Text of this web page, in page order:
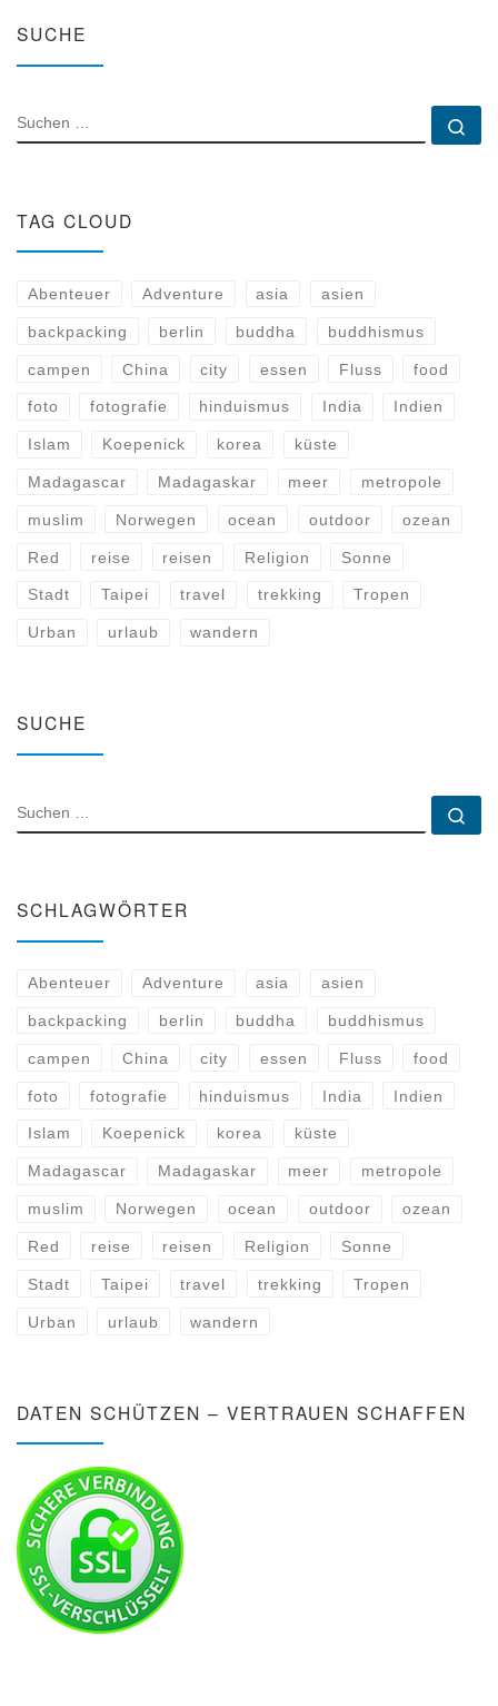
SUCHE
SUCHE
TAG CLOUD
Abenteuer Adventure asia asien
backpacking berlin buddha buddhismus
campen China city essen Fluss food
foto fotografie hinduismus India Indien
Islam Koepenick korea küste
Madagascar Madagaskar meer metropole
muslim Norwegen ocean outdoor ozean
Red reise reisen Religion Sonne
Stadt Taipei travel trekking Tropen
Urban urlaub wandern
SUCHE
SUCHE
SCHLAGWÖRTER
Abenteuer Adventure asia asien
backpacking berlin buddha buddhismus
campen China city essen Fluss food
foto fotografie hinduismus India Indien
Islam Koepenick korea küste
Madagascar Madagaskar meer metropole
muslim Norwegen ocean outdoor ozean
Red reise reisen Religion Sonne
Stadt Taipei travel trekking Tropen
Urban urlaub wandern
DATEN SCHÜTZEN – VERTRAUEN SCHAFFEN